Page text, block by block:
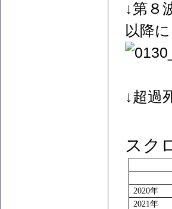
↓第８
以降
↓超過
スク
2020年
2021年